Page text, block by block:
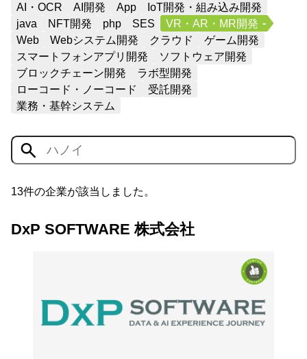
AI・OCR AI開発 App
IoT開発・組み込み開発
java
NFT開発 php SES
VR・AR・MR開発
Web
Webシステム開発 クラウド
ゲーム開発
スマートフォンアプリ開発
ソフトウェア開発
ブロックチェーン開発
ラボ型開発
ローコード・ノーコード
受託開発
業務・基幹システム
13件の企業が該当しました。
DxP SOFTWARE 株式会社